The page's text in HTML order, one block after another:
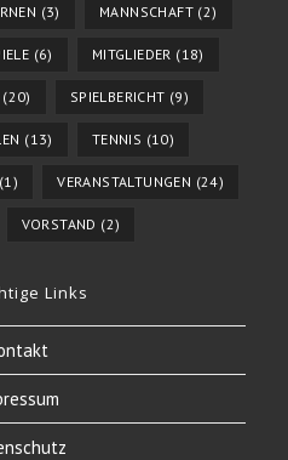
(3) MANNSCHAFT(2)
(6) MITGLIEDER (18)
(20) SPIELBERICHT (9)
(13) TENNIS (10)
(1) VERANSTALTUNGEN (24)
VORSTAND (2)
Links